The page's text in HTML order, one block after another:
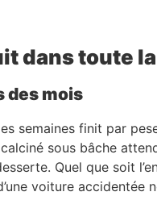
dans toute
des mois
semaines finit par
sous bâche
Quel que soit
voiture